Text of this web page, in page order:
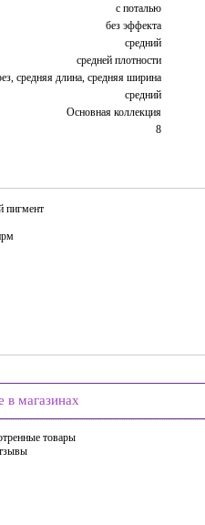
с поталью
без эффекта
средний
средней плотности
средняя длина, средняя ширина
средний
Основная коллекция
8
пигмент
в магазинах
товары